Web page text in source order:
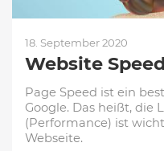
18. September 2020
Website
Page Speed ist ein
Google. Das heißt, die
(Performance) ist
Webseite.